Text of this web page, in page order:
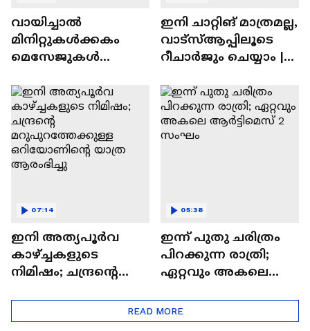
വായിച്ചാൽ
മിനിറ്റുകൾക്കകം
മെസേജുകള്‍
WhatsApp | Tech Talk
ഇനി ചാറ്റിങ് മാത്രമല്ല,
വാട്‌സ്‌ആപ്പിലൂടെ
റീചാർജും ചെയ്യാം |
Tech Talk
ഇനി അത്യപൂര്‍വ
കാഴ്ച്ചകളുടെ
നിമിഷം; ചന്ദ്രന്റെ
ഒറിയോണിന്റെ യാത്ര
ആരംഭിച്ചു
07:14
ഇന്ന് പുതു ചരിത്രം
പിറക്കുന്ന രാത്രി;
ഏറ്റവും അകലെ
05:38
READ MORE